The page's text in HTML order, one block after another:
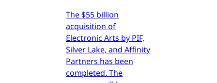
The $55 billion
acquisition of
Electronic Arts by PIF,
Silver Lake, and Affinity
Partners has been
completed. The